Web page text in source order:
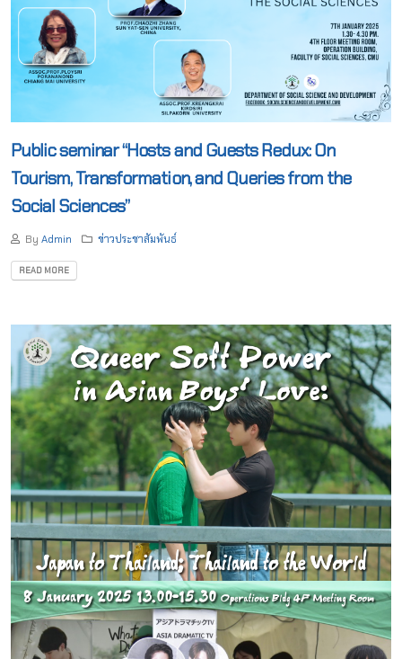
Public seminar “Hosts and Guests Redux: On
Tourism, Transformation, and Queries from the
Social Sciences”
By Admin ข่าวประชาสัมพันธ์
READ MORE